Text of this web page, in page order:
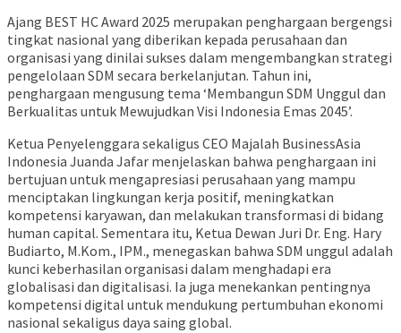
Ajang BEST HC Award 2025 merupakan penghargaan bergengsi
tingkat nasional yang diberikan kepada perusahaan dan
organisasi yang dinilai sukses dalam mengembangkan strategi
pengelolaan SDM secara berkelanjutan. Tahun ini,
penghargaan mengusung tema ‘Membangun SDM Unggul dan
Berkualitas untuk Mewujudkan Visi Indonesia Emas 2045’.
Ketua Penyelenggara sekaligus CEO Majalah BusinessAsia
Indonesia Juanda Jafar menjelaskan bahwa penghargaan ini
bertujuan untuk mengapresiasi perusahaan yang mampu
menciptakan lingkungan kerja positif, meningkatkan
kompetensi karyawan, dan melakukan transformasi di bidang
human capital. Sementara itu, Ketua Dewan Juri Dr. Eng. Hary
Budiarto, M.Kom., IPM., menegaskan bahwa SDM unggul adalah
kunci keberhasilan organisasi dalam menghadapi era
globalisasi dan digitalisasi. Ia juga menekankan pentingnya
kompetensi digital untuk mendukung pertumbuhan ekonomi
nasional sekaligus daya saing global.